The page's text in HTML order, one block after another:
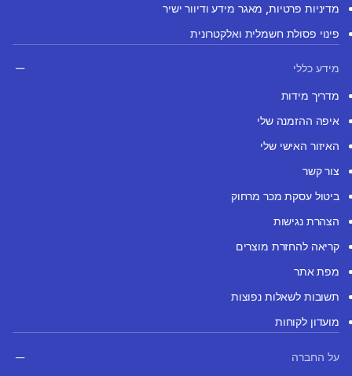
מדיניות פרטיות, מאגר מידע ודיוור ישיר
פינוי פסולת חשמלית ואלקטרונית
מידע כללי
מדריך מידות
איפה ההזמנה שלי
האיזור האישי שלי
צור קשר
ביטול עסקת מכר מרחוק
הצהרת נגישות
קריאה להחזרת מוצרים
מפת אתר
תשובות לשאלות נפוצות
מועדון לקוחות
על החברה